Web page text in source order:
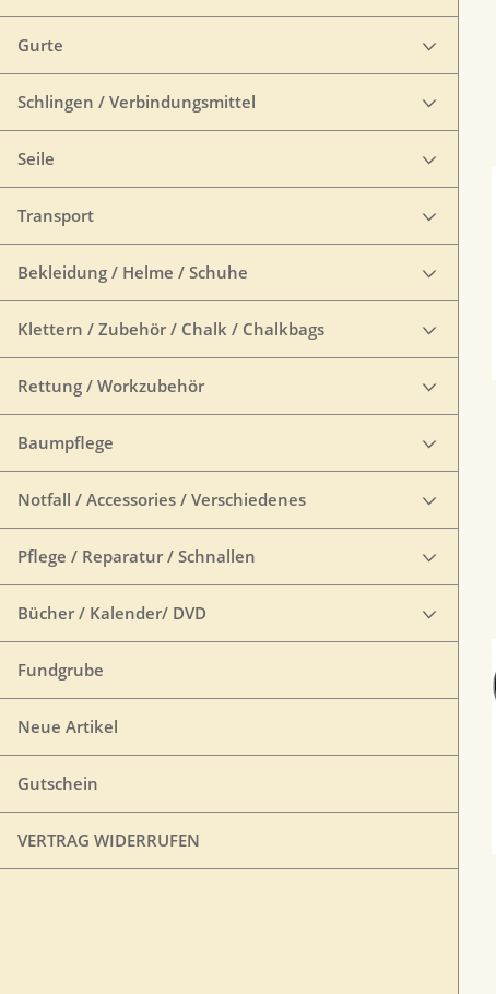
Gurte
Schlingen / Verbindungsmittel
Seile
Transport
Bekleidung / Helme / Schuhe
Klettern / Zubehör / Chalk / Chalkbags
Rettung / Workzubehör
Baumpflege
Notfall / Accessories / Verschiedenes
Pflege / Reparatur / Schnallen
Bücher / Kalender/ DVD
Fundgrube
Neue Artikel
Gutschein
VERTRAG WIDERRUFEN